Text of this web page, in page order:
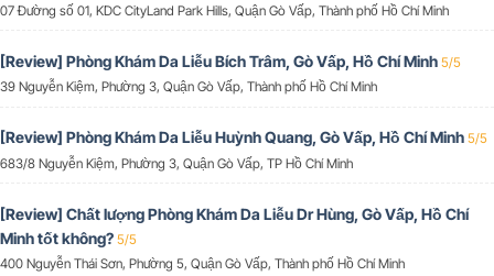
07 Đường số 01, KDC CityLand Park Hills, Quận Gò Vấp, Thành phố Hồ Chí Minh
[Review] Phòng Khám Da Liễu Bích Trâm, Gò Vấp, Hồ Chí Minh 5/5
39 Nguyễn Kiệm, Phường 3, Quận Gò Vấp, Thành phố Hồ Chí Minh
[Review] Phòng Khám Da Liễu Huỳnh Quang, Gò Vấp, Hồ Chí Minh 5/5
683/8 Nguyễn Kiệm, Phường 3, Quận Gò Vấp, TP Hồ Chí Minh
[Review] Chất lượng Phòng Khám Da Liễu Dr Hùng, Gò Vấp, Hồ Chí
Minh tốt không? 5/5
400 Nguyễn Thái Sơn, Phường 5, Quận Gò Vấp, Thành phố Hồ Chí Minh